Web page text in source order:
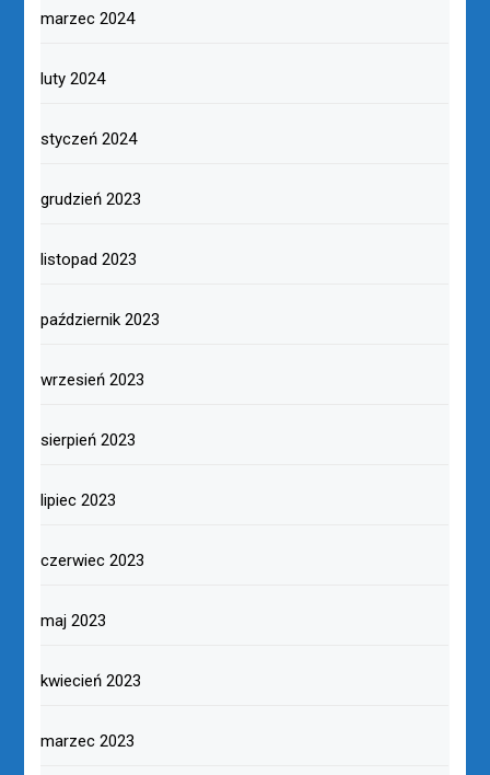
marzec 2024
luty 2024
styczeń 2024
grudzień 2023
listopad 2023
październik 2023
wrzesień 2023
sierpień 2023
lipiec 2023
czerwiec 2023
maj 2023
kwiecień 2023
marzec 2023